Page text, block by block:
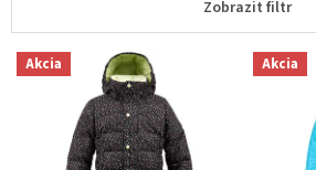
i
Zobrazit filtr
V
ý
Akcia Akcia